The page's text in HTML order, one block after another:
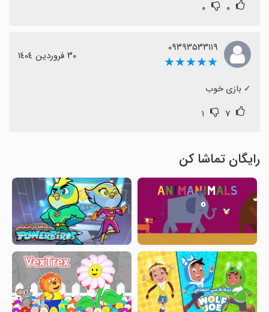
۰ ۰
۰۹۳۹۳۵۳۳۱۱۹
★★★★★ ٣٠ فروردین ١٤٠٤
‏✓ بازی خوب
۷ ۱
رایگان تماشا کن